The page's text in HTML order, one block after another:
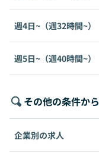
週4日~（週32時間~）
週5日~（週40時間~）
その他の条件か
企業別の求人